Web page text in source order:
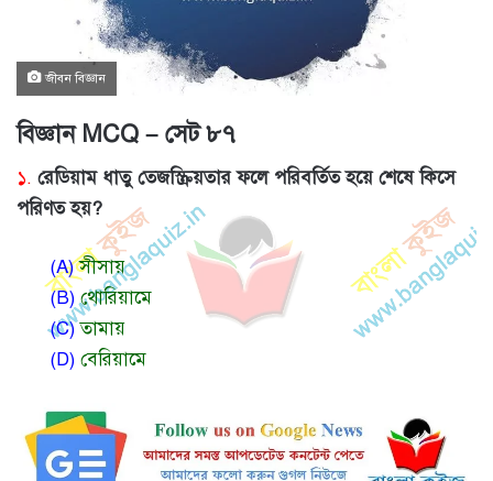
জীবন বিজ্ঞান
বিজ্ঞান MCQ – সেট ৮৭
১. রেডিয়াম ধাতু তেজস্ক্রিয়তার ফলে পরিবর্তিত হয়ে শেষে কিসে
পরিণত হয়?
(A)সীসায়
(B)থোরিয়ামে
(C)তামায়
(D) বেরিয়ামে